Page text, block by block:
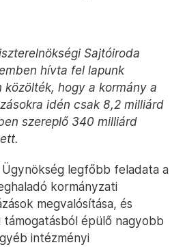
Sajtóiroda
hívta fel lapunk
hogy a kormány a
idén csak 8,2 milliárd
szereplő 340 milliárd
Ügynökség legfőbb feladata a
kormányzati
megvalósítása, és
támogatásból épülő nagyobb
intézményi